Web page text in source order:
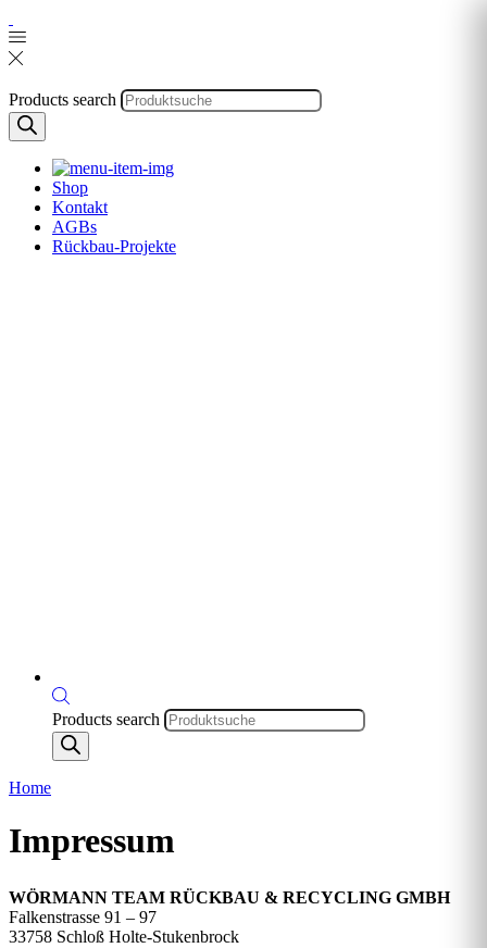
Products search
Shop
Kontakt
AGBs
Rückbau-Projekte
Products search
Home
Impressum
WÖRMANN TEAM RÜCKBAU & RECYCLING GMBH
Falkenstrasse 91 – 97
33758 Schloß Holte-Stukenbrock